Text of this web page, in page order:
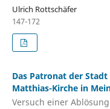
Ulrich Rottschäfer
147-172
Das Patronat der
Matthias-Kirche in
Versuch einer